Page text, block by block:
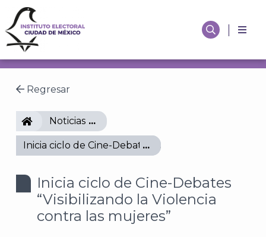
Regresar
IECMNoticias
Inicia ciclo de Cine-Debates “Visibilizando la
Inicia ciclo de Cine-Debates
“Visibilizando la Violencia
contra las mujeres”